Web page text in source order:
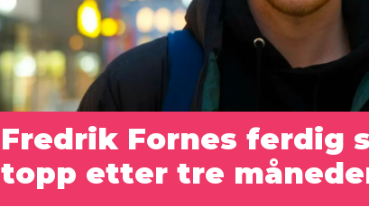
Fredrik Fornes ferdig
topp etter tre